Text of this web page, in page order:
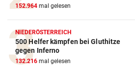
152.964 mal gelesen
NIEDERÖSTERREICH
500 Helfer kämpfen bei Gluthitze
gegen Inferno
132.216 mal gelesen
E-Bike Vergleich
ZUM VERGLEICH
Elektro-Scooter Vergleich
ZUM VERGLEICH